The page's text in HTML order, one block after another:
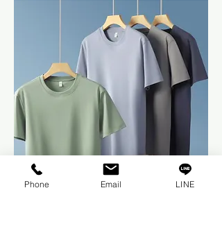
Phone Email LINE